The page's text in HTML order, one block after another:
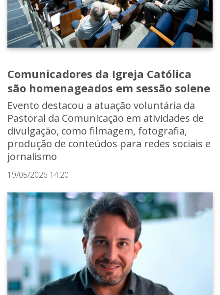
Comunicadores da Igreja Católica
são homenageados em sessão solene
Evento destacou a atuação voluntária da
Pastoral da Comunicação em atividades de
divulgação, como filmagem, fotografia,
produção de conteúdos para redes sociais e
jornalismo
19/05/2026 14:20